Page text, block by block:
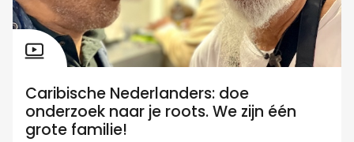
Caribische Nederlanders: doe
onderzoek naar je roots. We zijn één
grote familie!